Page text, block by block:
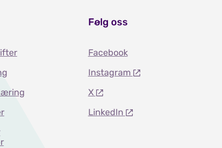
Følg oss
Facebook
Instagram
X
LinkedIn